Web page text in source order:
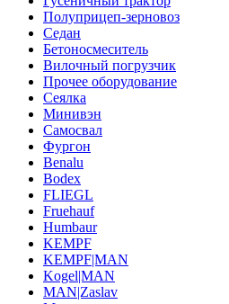
Полуприцеп-зерновоз
Седан
Бетоносмеситель
Вилочный погрузчик
Прочее оборудование
Сеялка
Минивэн
Самосвал
Фургон
Benalu
Bodex
FLIEGL
Fruehauf
Humbaur
KEMPF
KEMPF|MAN
Kogel|MAN
MAN|Zaslav